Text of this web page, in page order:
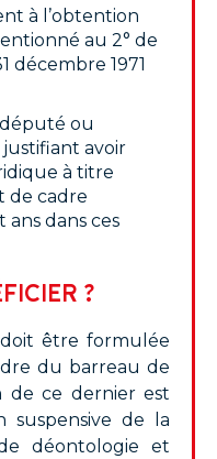
à l’obtention
au 2° de
décembre 1971
ou
justifiant avoir
à titre
de cadre
dans ces
?
doit être formulée
du barreau de
de ce dernier est
suspensive de la
déontologie et